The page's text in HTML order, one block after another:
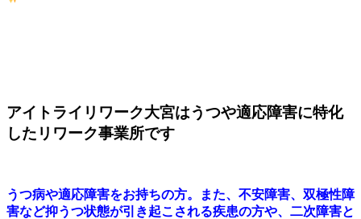
アイトライリワーク大宮はうつや適応障害に特化
したリワーク事業所です
うつ病や適応障害をお持ちの方。また、不安障害、双極性障
害など抑うつ状態が引き起こされる疾患の方や、二次障害と